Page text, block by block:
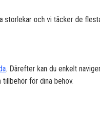
storlekar och vi täcker de
. Därefter kan du enkelt
för dina behov.